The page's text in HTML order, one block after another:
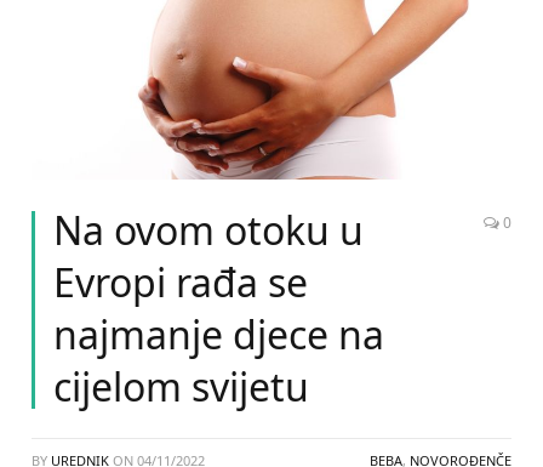
Na ovom otoku u
Evropi rađa se
najmanje djece na
cijelom svijetu
0
BY UREDNIK ON 04/11/2022 BEBA, NOVOROĐENČE